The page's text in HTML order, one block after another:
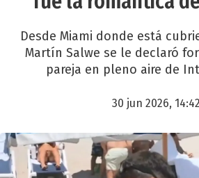
Desde Miami donde está
Martín Salwe se le declaró
pareja en pleno aire de
30 jun 2026, 14:42